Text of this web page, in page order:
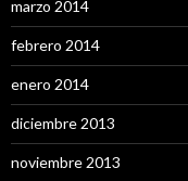
marzo 2014
febrero 2014
enero 2014
diciembre 2013
noviembre 2013